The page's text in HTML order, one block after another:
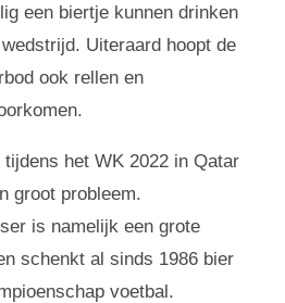
een biertje kunnen drinken
Uiteraard hoopt de
ook rellen en
het WK 2022 in Qatar
groot probleem.
is namelijk een grote
schenkt al sinds 1986 bier
voetbal.